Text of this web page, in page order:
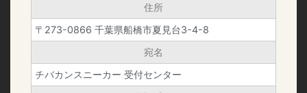
住所
〒273-0866 千葉県船橋市夏見台3-4-8
宛名
チバカンスニーカー 受付センター